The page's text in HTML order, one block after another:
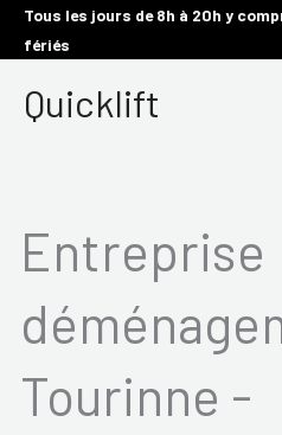
AllerTous les jours de 8h à 20h y
fériés
Quicklift
Entreprise
Tourinne -